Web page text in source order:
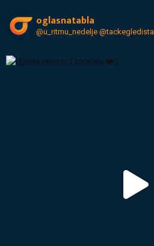
oglasnatabla
@u_ritmu_nedelje @tackegledista